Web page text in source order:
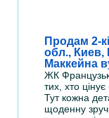
Продам 2-
обл., Киев,
Маккейна
ЖК
тих, хто
Тут кожна
щоденну